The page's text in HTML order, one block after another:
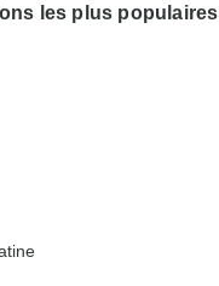
les plus populaires